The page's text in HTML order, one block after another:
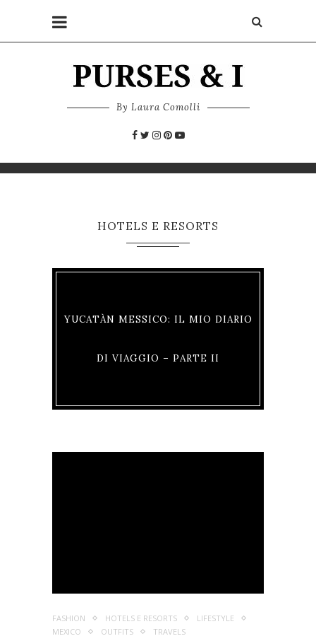
By Laura Comolli
HOTELS E RESORTS
YUCATÀN MESSICO: IL MIO DIARIO
DI VIAGGIO – PARTE II
FASHION HOTELS E RESORTS
LIFESTYLE
MEXICO
OUTFITS TRAVELS